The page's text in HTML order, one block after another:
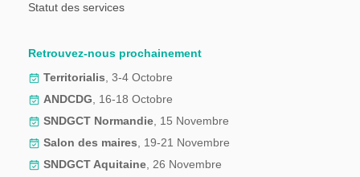
Statut des services
Retrouvez-nous prochainement
Territorialis, 3-4 Octobre
ANDCDG, 16-18 Octobre
SNDGCT Normandie, 15 Novembre
Salon des maires, 19-21 Novembre
SNDGCT Aquitaine, 26 Novembre